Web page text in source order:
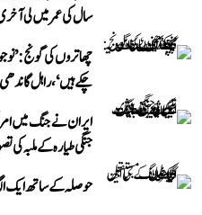
سال کی عمر میں لی
چھاتروں کی گونج:
چکے ہیں‘، راہل گاندھی
ایران نے جنگ میں
جنگی طیارہ کے ملبہ کی
حوصلہ کے ساتھ ایک